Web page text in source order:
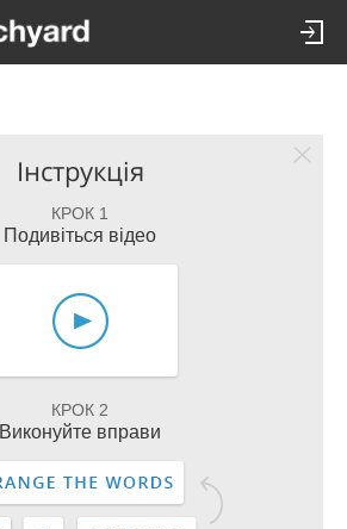
Інструкція
КРОК 1
Подивіться відео
КРОК 2
Виконуйте вправи